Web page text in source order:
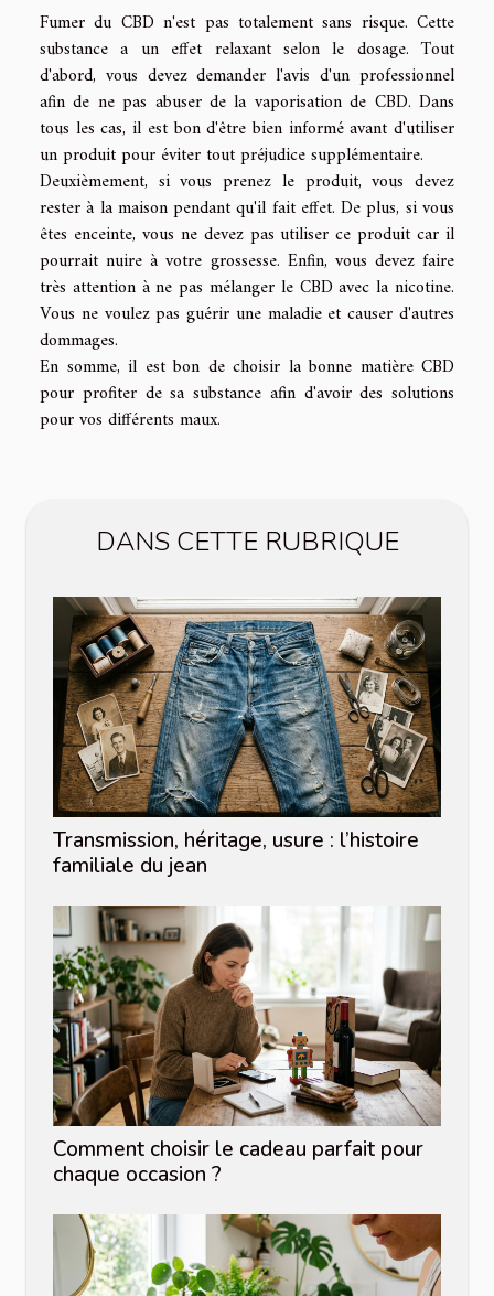
Fumer du CBD n'est pas totalement sans risque. Cette
substance a un effet relaxant selon le dosage. Tout
d'abord, vous devez demander l'avis d'un professionnel
afin de ne pas abuser de la vaporisation de CBD. Dans
tous les cas, il est bon d'être bien informé avant d'utiliser
un produit pour éviter tout préjudice supplémentaire.
Deuxièmement, si vous prenez le produit, vous devez
rester à la maison pendant qu'il fait effet. De plus, si vous
êtes enceinte, vous ne devez pas utiliser ce produit car il
pourrait nuire à votre grossesse. Enfin, vous devez faire
très attention à ne pas mélanger le CBD avec la nicotine.
Vous ne voulez pas guérir une maladie et causer d'autres
dommages.
En somme, il est bon de choisir la bonne matière CBD
pour profiter de sa substance afin d'avoir des solutions
pour vos différents maux.
DANS CETTE RUBRIQUE
Transmission, héritage, usure : l’histoire
familiale du jean
Comment choisir le cadeau parfait pour
chaque occasion ?